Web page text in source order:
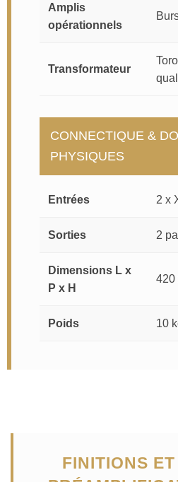
Amplis
opérationnels
Transformateur
CONNECTIQUE &
PHYSIQUES
Entrées 2 x
Sorties 2
Dimensions L x
P x H
420
Poids 10
FINITIONS